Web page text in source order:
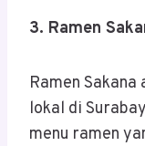
3. Ramen
Ramen
lokal di
menu ramen